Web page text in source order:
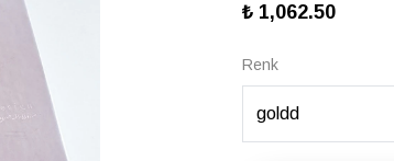
₺ 1,062.50
Renk